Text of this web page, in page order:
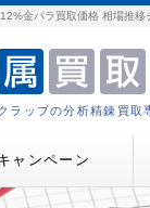
金パラ買取価格 相場推移
ラップの分析精錬買取
ャンペーン